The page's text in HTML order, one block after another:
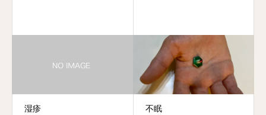
湿疹 不眠